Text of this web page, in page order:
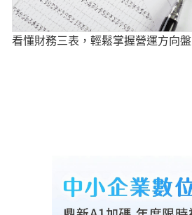
看懂財務三表，輕鬆掌握營運方向盤